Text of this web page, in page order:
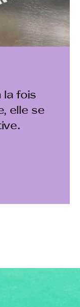
la fois
elle se